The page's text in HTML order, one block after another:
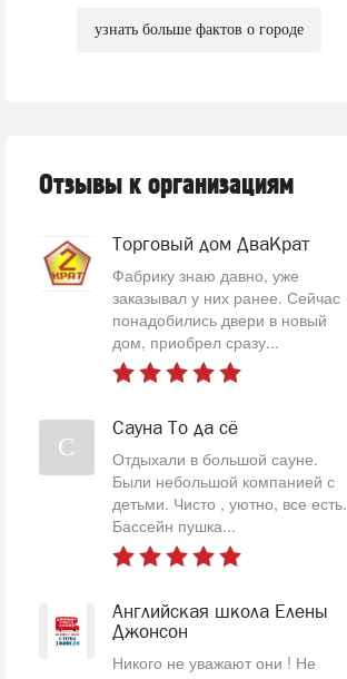
узнать больше фактов о городе
Отзывы к организациям
Торговый дом ДваКрат
Фабрику знаю давно, уже
заказывал у них ранее. Сейчас
понадобились двери в новый
дом, приобрел сразу...
С
Сауна То да сё
Отдыхали в большой сауне.
Были небольшой компанией с
детьми. Чисто , уютно, все есть.
Бассейн пушка...
Английская школа Елены
Джонсон
Никого не уважают они ! Не